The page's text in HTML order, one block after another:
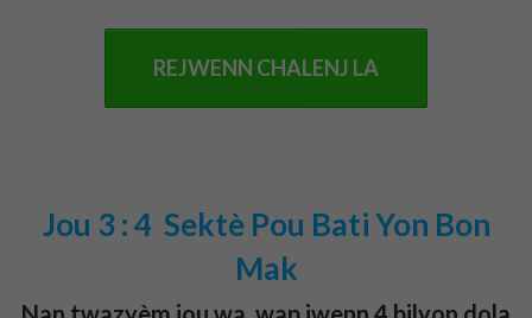
REJWENN CHALENJ LA
Jou 3 : 4 Sektè Pou Bati Yon Bon
Mak